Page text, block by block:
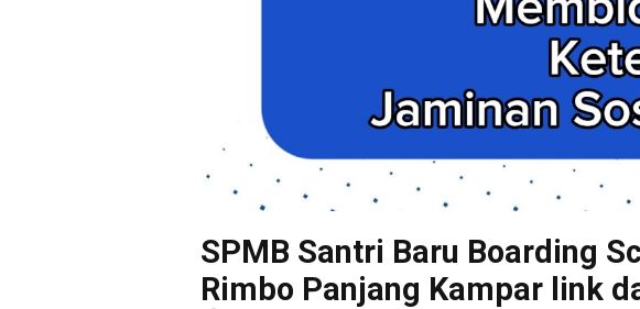
SPMB Santri Baru Boarding
Rimbo Panjang Kampar link